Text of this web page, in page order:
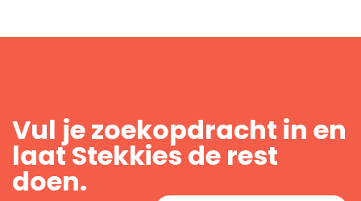
Vul je zoekopdracht in en
laat Stekkies de rest
doen.